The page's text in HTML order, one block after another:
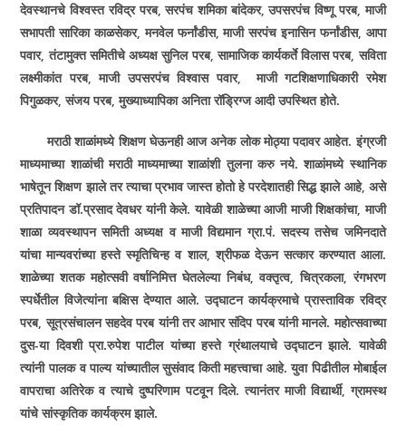
देवस्थानचे विश्वस्त रविद्र परब, सरपंच शमिका बांदेकर, उपसरपंच विष्णू परब, माजी
सभापती सारिका काळसेकर, मनवेल फर्नांडीस, माजी सरपंच इनासिन फर्नांडीस, आपा
पवार, तंटामुक्त समितीचे अध्यक्ष सुनिल परब, सामाजिक कार्यकर्ते विलास परब, सविता
लक्ष्मीकांत परब, माजी उपसरपंच विश्वास पवार, माजी गटशिक्षणाधिकारी रमेश
पिगुळकर, संजय परब, मुख्याध्यापिका अनिता रॉड्रिग्ज आदी उपस्थित होते.
मराठी शाळांमध्ये शिक्षण घेऊनही आज अनेक लोक मोठ्या पदावर आहेत. इंग्रजी
माध्यमाच्या शाळांची मराठी माध्यमाच्या शाळांशी तुलना करु नये. शाळांमध्ये स्थानिक
भाषेतून शिक्षण झाले तर त्याचा प्रभाव जास्त होतो हे परदेशातही सिद्ध झाले आहे, असे
प्रतिपादन डॉ.प्रसाद देवधर यांनी केले. यावेळी शाळेच्या आजी माजी शिक्षकांचा, माजी
शाळा व्यवस्थापन समिती अध्यक्ष व माजी विद्यमान ग्रा.पं. सदस्य तसेच जमिनदाते
यांचा मान्यवरांच्या हस्ते स्मृतिचिन्ह व शाल, श्रीफळ देऊन सत्कार करण्यात आला.
शाळेच्या शतक महोत्सवी वर्षानिमित्त घेतलेल्या निबंध, वक्तृत्व, चित्रकला, रंगभरण
स्पर्धेतील विजेत्यांना बक्षिस देण्यात आले. उद्घाटन कार्यक्रमाचे प्रास्ताविक रविद्र
परब, सूत्रसंचालन सहदेव परब यांनी तर आभार संदिप परब यांनी मानले. महोत्सवाच्या
दुस­-या दिवशी प्रा.रुपेश पाटील यांच्या हस्ते ग्रंथालयाचे उद्घाटन झाले. यावेळी
त्यांनी पालक व पाल्य यांच्यातील सुसंवाद किती महत्त्वाचा आहे. युवा पिढीतील मोबाईल
वापराचा अतिरेक व त्याचे दुष्परिणाम पटवून दिले. त्यानंतर माजी विद्यार्थी, ग्रामस्थ
यांचे सांस्कृतिक कार्यक्रम झाले.